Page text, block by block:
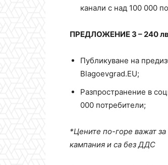
канали с над 100 000
ПРЕДЛОЖЕНИЕ 3 – 240
Публикуване на
Blagoevgrad.EU;
Разпространение в
000 потребители;
*Цените по-горе важат
кампания и са без ДДС